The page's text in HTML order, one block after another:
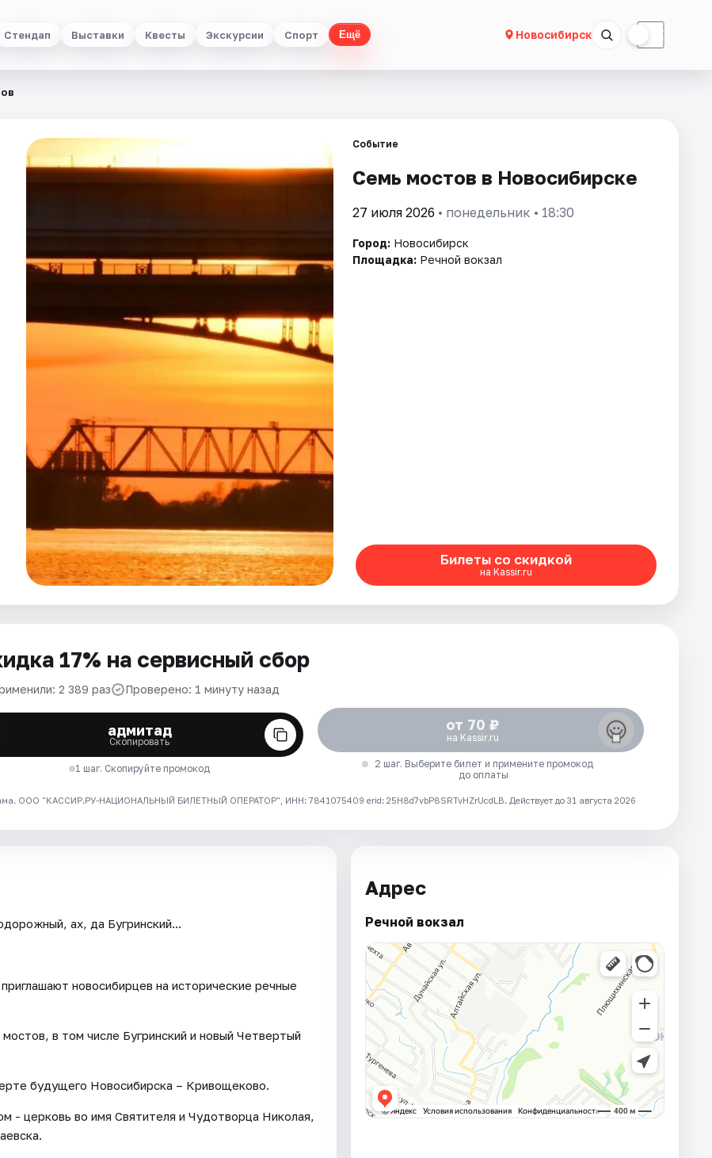
Стендап Выставки Квесты Экскурсии Спорт Ещё Новосибирск ☾
Событие
Семь мостов в Новосибирске
27 июля 2026 • понедельник • 18:30
Город: Новосибирск
Площадка: Речной вокзал
Билеты со скидкой
на Kassir.ru
17% на сервисный сбор
2 389 раз Проверено: 1 минуту назад
адмитад
Скопировать
1 шаг. Скопируйте промокод
от 70 ₽
на Kassir.ru
2 шаг. Выберите билет и примените промокод
до оплаты
ООО "КАССИР.РУ-НАЦИОНАЛЬНЫЙ БИЛЕТНЫЙ ОПЕРАТОР", ИНН: 7841075409 erid: 25H8d7vbP8SRTvHZrUcdLB. Действует до 31 августа 2026
ах, да Бугринский...
новосибирцев на исторические речные
в том числе Бугринский и новый Четвертый
будущего Новосибирска – Кривощеково.
- церковь во имя Святителя и Чудотворца Николая,
Адрес
Речной вокзал